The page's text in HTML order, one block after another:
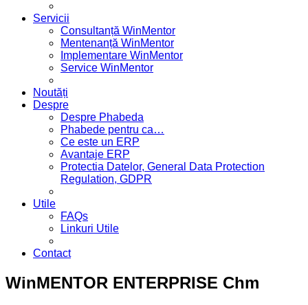
Servicii
Consultanță WinMentor
Mentenanță WinMentor
Implementare WinMentor
Service WinMentor
Noutăți
Despre
Despre Phabeda
Phabede pentru ca…
Ce este un ERP
Avantaje ERP
Protectia Datelor, General Data Protection
Regulation, GDPR
Utile
FAQs
Linkuri Utile
Contact
WinMENTOR ENTERPRISE Chm